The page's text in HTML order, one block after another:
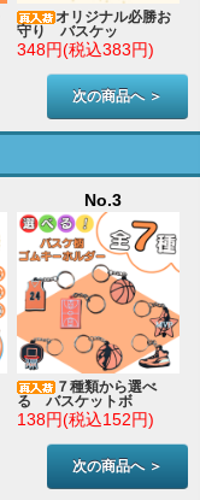
オリジナル必勝お
守り バスケッ
348円(税込383円)
次の商品へ ＞
No.3
７種類から選べ
る バスケットボ
138円(税込152円)
次の商品へ ＞